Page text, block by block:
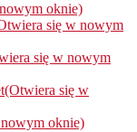
oknie)
się w nowym
się w nowym
się w
oknie)